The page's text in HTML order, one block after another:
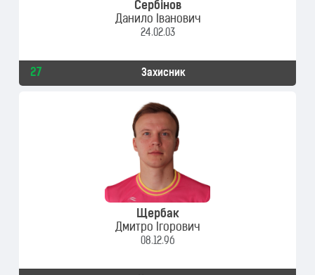
Сербінов
Данило Іванович
24.02.03
27 Захисник
Щербак
Дмитро Ігорович
08.12.96